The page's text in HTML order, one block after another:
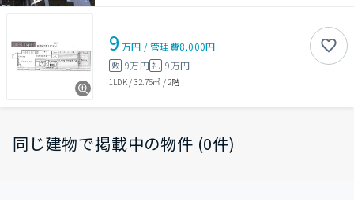
9 万円 /管理費8,000円
敷 9万円礼 9万円
1LDK/32.76㎡ / 2階
同じ建物で掲載中の物件 (0件)